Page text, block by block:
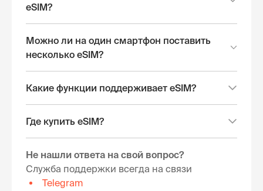
eSIM?
Можно ли на один смартфон поставить
несколько eSIM?
Какие функции поддерживает eSIM?
Где купить eSIM?
Не нашли ответа на свой вопрос?
Служба поддержки всегда на связи
Telegram